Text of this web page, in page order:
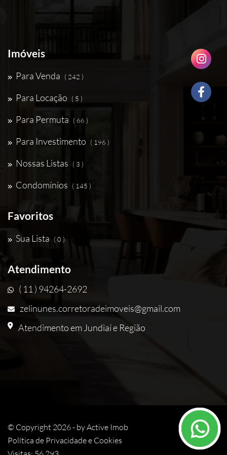
Imóveis
Para Venda ( 242 )
Para Locação ( 5 )
Para Permuta ( 66 )
Para Investimento ( 196 )
Nossas Listas ( 3 )
Condomínios ( 145 )
Favoritos
Sua Lista ( 0 )
Atendimento
( 11 ) 94264-2692
zelinunes.corretoradeimoveis@gmail.com
Atendimento em Jundiaí e Região
© Copyright 2026 - byActive Imob
Política de Privacidade e Cookies